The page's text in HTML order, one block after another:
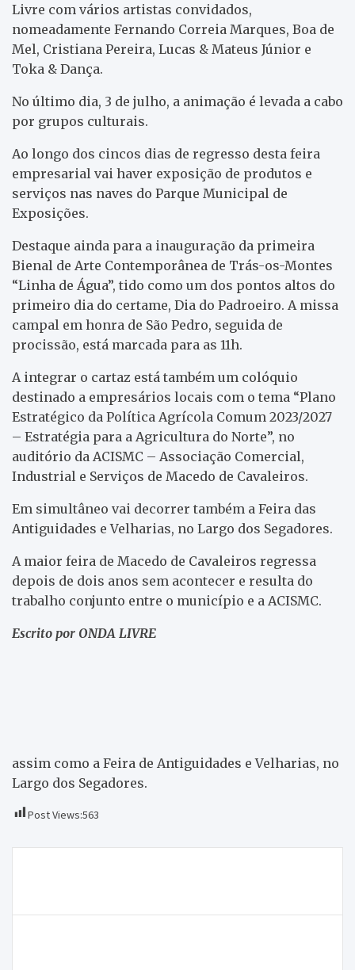
Livre com vários artistas convidados,
nomeadamente Fernando Correia Marques, Boa de
Mel, Cristiana Pereira, Lucas & Mateus Júnior e
Toka & Dança.
No último dia, 3 de julho, a animação é levada a cabo
por grupos culturais.
Ao longo dos cincos dias de regresso desta feira
empresarial vai haver exposição de produtos e
serviços nas naves do Parque Municipal de
Exposições.
Destaque ainda para a inauguração da primeira
Bienal de Arte Contemporânea de Trás-os-Montes
“Linha de Água”, tido como um dos pontos altos do
primeiro dia do certame, Dia do Padroeiro. A missa
campal em honra de São Pedro, seguida de
procissão, está marcada para as 11h.
A integrar o cartaz está também um colóquio
destinado a empresários locais com o tema “Plano
Estratégico da Política Agrícola Comum 2023/2027
– Estratégia para a Agricultura do Norte”, no
auditório da ACISMC – Associação Comercial,
Industrial e Serviços de Macedo de Cavaleiros.
Em simultâneo vai decorrer também a Feira das
Antiguidades e Velharias, no Largo dos Segadores.
A maior feira de Macedo de Cavaleiros regressa
depois de dois anos sem acontecer e resulta do
trabalho conjunto entre o município e a ACISMC.
Escrito por ONDA LIVRE
assim como a Feira de Antiguidades e Velharias, no
Largo dos Segadores.
Post Views:563
artigos